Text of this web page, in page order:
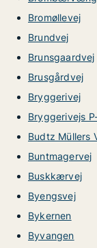
Bromøllevej
Brundvej
Brunsgaardvej
Brusgårdvej
Bryggerivej
Bryggerivejs
Budtz Müllers
Buntmagervej
Buskkærvej
Byengsvej
Bykernen
Byvangen